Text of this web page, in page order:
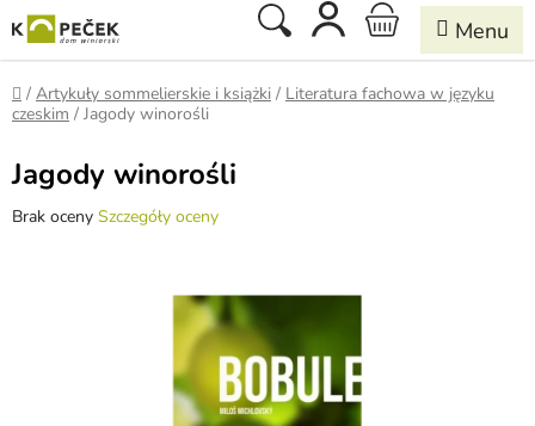
do
treści
Szukaj KOSZYK
Home
/ Artykuły sommelierskie i książki / Literatura fachowa w języku
czeskim / Jagody winorośli
Jagody winorośli
Średnia
Brak oceny Szczegóły oceny